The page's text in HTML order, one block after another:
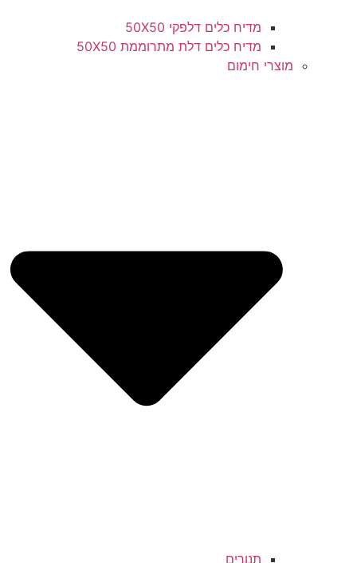
מדיח כלים דלפקי 50X50
מדיח כלים דלת מתרוממת 50X50
מוצרי חימום
תנורים